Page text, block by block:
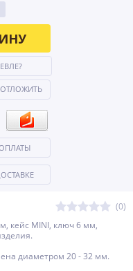
(0)
кейс MINI, ключ 6 мм,
диаметром 20 - 32 мм.
ОТЛОЖИТЬ